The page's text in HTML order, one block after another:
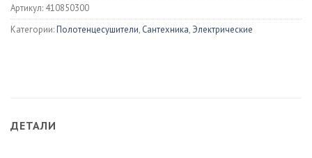
Артикул: 410850300
Категории:Полотенцесушители, Сантехника, Электрические
ДЕТАЛИ